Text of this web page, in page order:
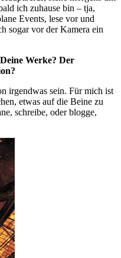
ich zuhause bin – tja,
Events, lese vor und
sogar vor der Kamera ein
Werke? Der
irgendwas sein. Für mich ist
etwas auf die Beine zu
schreibe, oder blogge,